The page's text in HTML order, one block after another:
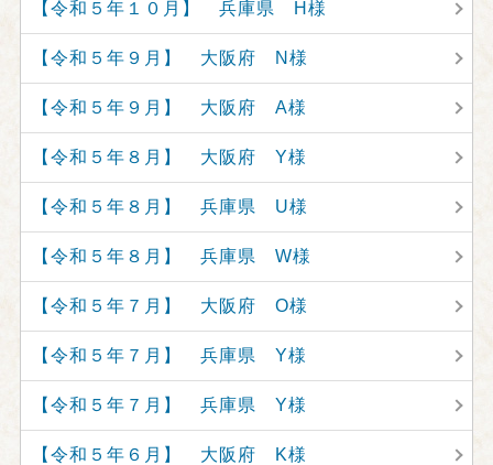
【令和５年１０月】 兵庫県 H様
【令和５年９月】 大阪府 N様
【令和５年９月】 大阪府 A様
【令和５年８月】 大阪府 Y様
【令和５年８月】 兵庫県 U様
【令和５年８月】 兵庫県 W様
【令和５年７月】 大阪府 O様
【令和５年７月】 兵庫県 Y様
【令和５年７月】 兵庫県 Y様
【令和５年６月】 大阪府 K様